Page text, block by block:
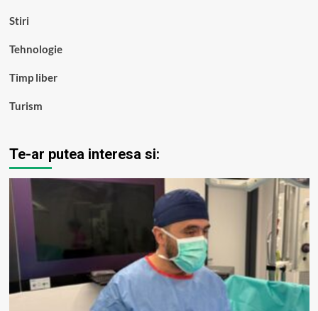
Stiri
Tehnologie
Timp liber
Turism
Te-ar putea interesa si: